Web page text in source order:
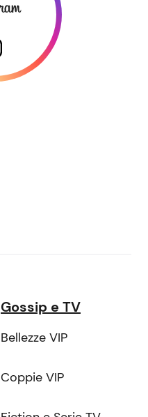
Gossip e TV
Bellezze VIP
Coppie VIP